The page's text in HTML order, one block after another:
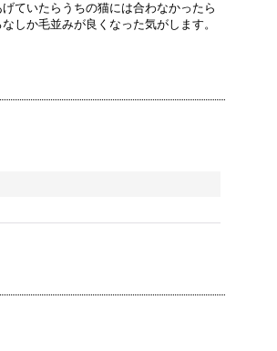
ていたらうちの猫には合わなかったら
しか毛並みが良くなった気がします。